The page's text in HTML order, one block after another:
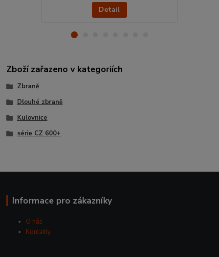
Detail
Zboží zařazeno v kategoriích
Zbraně
Dlouhé zbraně
Kulovnice
série CZ 600+
Informace pro zákazníky
O nás
Kontakty